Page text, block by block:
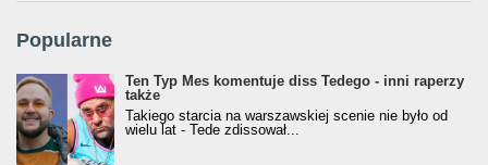
Popularne
Ten Typ Mes komentuje diss Tedego - inni raperzy
także
Takiego starcia na warszawskiej scenie nie było od
wielu lat - Tede zdissował...